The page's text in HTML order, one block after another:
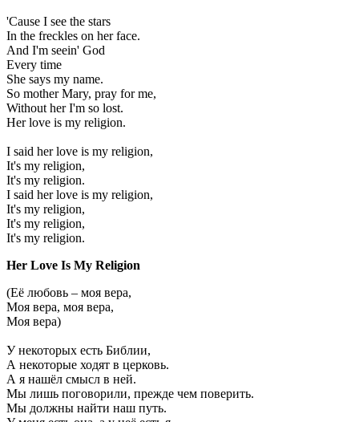
'Cause I see the stars
In the freckles on her face.
And I'm seein' God
Every time
She says my name.
So mother Mary, pray for me,
Without her I'm so lost.
Her love is my religion.
I said her love is my religion,
It's my religion,
It's my religion.
I said her love is my religion,
It's my religion,
It's my religion,
It's my religion.
Her Love Is My Religion
(Её любовь – моя вера,
Моя вера, моя вера,
Моя вера)
У некоторых есть Библии,
А некоторые ходят в церковь.
А я нашёл смысл в ней.
Мы лишь поговорили, прежде чем поверить.
Мы должны найти наш путь.